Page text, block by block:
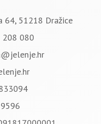
64, 51218 Dražice
208 080